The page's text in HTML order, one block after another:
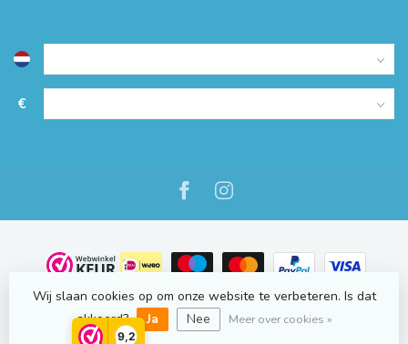
9,2
€
© Copyright 2026 NauticOnline.nl- Powered byLightspeed-
Lightspeed design
Dyvelopment
Wij slaan cookies op om onze website te verbeteren. Is dat
akkoord?
Ja Nee Meer over cookies »